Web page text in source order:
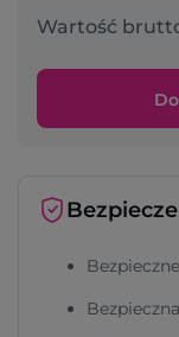
Wartość